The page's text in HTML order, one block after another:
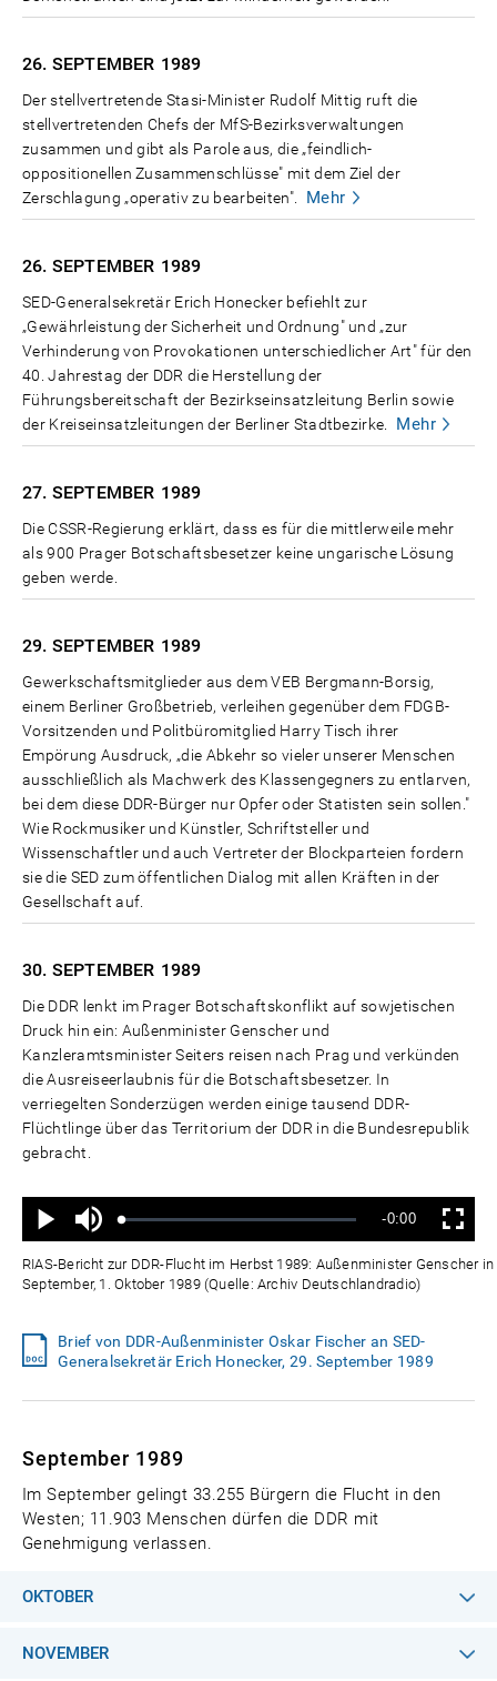
26. SEPTEMBER 1989
Der stellvertretende Stasi-Minister Rudolf Mittig ruft die
stellvertretenden Chefs der MfS-Bezirksverwaltungen
zusammen und gibt als Parole aus, die „feindlich-
oppositionellen Zusammenschlüsse" mit dem Ziel der
Zerschlagung „operativ zu bearbeiten".
Mehr
26. SEPTEMBER 1989
SED-Generalsekretär Erich Honecker befiehlt zur
„Gewährleistung der Sicherheit und Ordnung" und „zur
Verhinderung von Provokationen unterschiedlicher Art" für den
40. Jahrestag der DDR die Herstellung der
Führungsbereitschaft der Bezirkseinsatzleitung Berlin sowie
der Kreiseinsatzleitungen der Berliner Stadtbezirke.
Mehr
27. SEPTEMBER 1989
Die CSSR-Regierung erklärt, dass es für die mittlerweile mehr
als 900 Prager Botschaftsbesetzer keine ungarische Lösung
geben werde.
29. SEPTEMBER 1989
Gewerkschaftsmitglieder aus dem VEB Bergmann-Borsig,
einem Berliner Großbetrieb, verleihen gegenüber dem FDGB-
Vorsitzenden und Politbüromitglied Harry Tisch ihrer
Empörung Ausdruck, „die Abkehr so vieler unserer Menschen
ausschließlich als Machwerk des Klassengegners zu entlarven,
bei dem diese DDR-Bürger nur Opfer oder Statisten sein sollen."
Wie Rockmusiker und Künstler, Schriftsteller und
Wissenschaftler und auch Vertreter der Blockparteien fordern
sie die SED zum öffentlichen Dialog mit allen Kräften in der
Gesellschaft auf.
30. SEPTEMBER 1989
Die DDR lenkt im Prager Botschaftskonflikt auf sowjetischen
Druck hin ein: Außenminister Genscher und
Kanzleramtsminister Seiters reisen nach Prag und verkünden
die Ausreiseerlaubnis für die Botschaftsbesetzer. In
verriegelten Sonderzügen werden einige tausend DDR-
Flüchtlinge über das Territorium der DDR in die Bundesrepublik
gebracht.
Wiedergabe
Ton
aus
Geladen:
Status:
Verbleibende
Zeit
-0:00 Vollbild
RIAS-Bericht zur DDR-Flucht im Herbst 1989: Außenminister Genscher
September, 1. Oktober 1989 (Quelle: Archiv Deutschlandradio)
Brief von DDR-Außenminister Oskar Fischer an SED-
Generalsekretär Erich Honecker, 29. September 1989
September 1989
Im September gelingt 33.255 Bürgern die Flucht in den
Westen; 11.903 Menschen dürfen die DDR mit
Genehmigung verlassen.
OKTOBER
NOVEMBER